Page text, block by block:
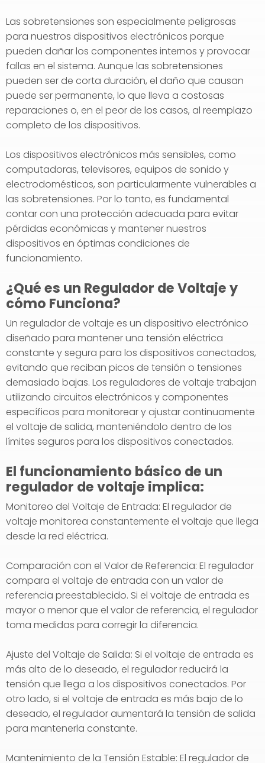
Las sobretensiones son especialmente peligrosas
para nuestros dispositivos electrónicos porque
pueden dañar los componentes internos y provocar
fallas en el sistema. Aunque las sobretensiones
pueden ser de corta duración, el daño que causan
puede ser permanente, lo que lleva a costosas
reparaciones o, en el peor de los casos, al reemplazo
completo de los dispositivos.
Los dispositivos electrónicos más sensibles, como
computadoras, televisores, equipos de sonido y
electrodomésticos, son particularmente vulnerables a
las sobretensiones. Por lo tanto, es fundamental
contar con una protección adecuada para evitar
pérdidas económicas y mantener nuestros
dispositivos en óptimas condiciones de
funcionamiento.
¿Qué es un Regulador de Voltaje y
cómo Funciona?
Un regulador de voltaje es un dispositivo electrónico
diseñado para mantener una tensión eléctrica
constante y segura para los dispositivos conectados,
evitando que reciban picos de tensión o tensiones
demasiado bajas. Los reguladores de voltaje trabajan
utilizando circuitos electrónicos y componentes
específicos para monitorear y ajustar continuamente
el voltaje de salida, manteniéndolo dentro de los
límites seguros para los dispositivos conectados.
El funcionamiento básico de un
regulador de voltaje implica:
Monitoreo del Voltaje de Entrada: El regulador de
voltaje monitorea constantemente el voltaje que llega
desde la red eléctrica.
Comparación con el Valor de Referencia: El regulador
compara el voltaje de entrada con un valor de
referencia preestablecido. Si el voltaje de entrada es
mayor o menor que el valor de referencia, el regulador
toma medidas para corregir la diferencia.
Ajuste del Voltaje de Salida: Si el voltaje de entrada es
más alto de lo deseado, el regulador reducirá la
tensión que llega a los dispositivos conectados. Por
otro lado, si el voltaje de entrada es más bajo de lo
deseado, el regulador aumentará la tensión de salida
para mantenerla constante.
Mantenimiento de la Tensión Estable: El regulador de